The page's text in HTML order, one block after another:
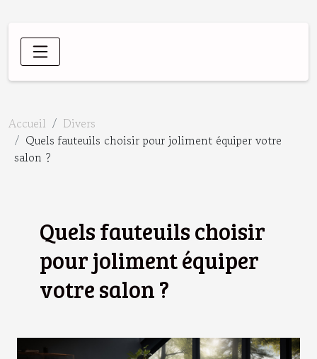
Accueil
Divers
Quels fauteuils choisir pour joliment équiper votre
salon ?
Quels fauteuils choisir
pour joliment équiper
votre salon ?